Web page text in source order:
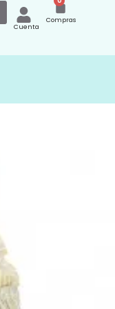
Cuenta
Compras